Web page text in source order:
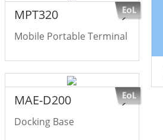
MPT320
Mobile Portable Terminal
MAE-D200
Docking Base